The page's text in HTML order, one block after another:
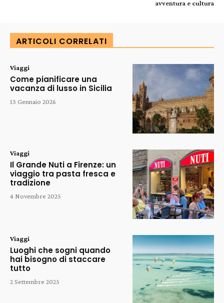
avventura e cultura
ARTICOLI CORRELATI
Viaggi
Come pianificare una
vacanza di lusso in Sicilia
13 Gennaio 2026
Viaggi
Il Grande Nuti a Firenze: un
viaggio tra pasta fresca e
tradizione
4 Novembre 2025
Viaggi
Luoghi che sogni quando
hai bisogno di staccare
tutto
2 Settembre 2025